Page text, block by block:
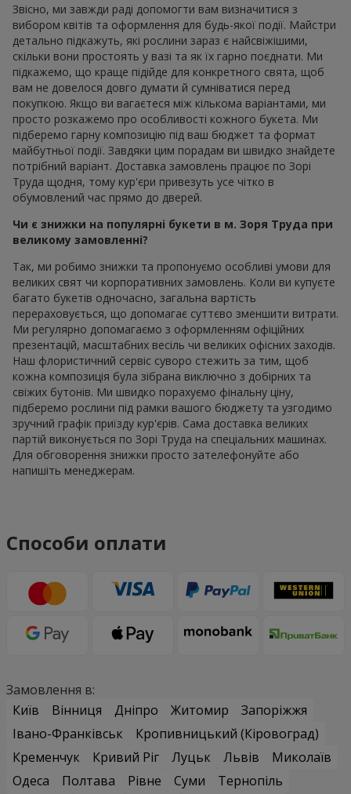
Звісно, ми завжди раді допомогти вам визначитися з
вибором квітів та оформлення для будь-якої події. Майстри
детально підкажуть, які рослини зараз є найсвіжішими,
скільки вони простоять у вазі та як їх гарно поєднати. Ми
підкажемо, що краще підійде для конкретного свята, щоб
вам не довелося довго думати й сумніватися перед
покупкою. Якщо ви вагаєтеся між кількома варіантами, ми
просто розкажемо про особливості кожного букета. Ми
підберемо гарну композицію під ваш бюджет та формат
майбутньої події. Завдяки цим порадам ви швидко знайдете
потрібний варіант. Доставка замовлень працює по Зорі
Труда щодня, тому кур'єри привезуть усе чітко в
обумовлений час прямо до дверей.
Чи є знижки на популярні букети в м. Зоря Труда при
великому замовленні?
Так, ми робимо знижки та пропонуємо особливі умови для
великих свят чи корпоративних замовлень. Коли ви купуєте
багато букетів одночасно, загальна вартість
перераховується, що допомагає суттєво зменшити витрати.
Ми регулярно допомагаємо з оформленням офіційних
презентацій, масштабних весіль чи великих офісних заходів.
Наш флористичний сервіс суворо стежить за тим, щоб
кожна композиція була зібрана виключно з добірних та
свіжих бутонів. Ми швидко порахуємо фінальну ціну,
підберемо рослини під рамки вашого бюджету та узгодимо
зручний графік приїзду кур'єрів. Сама доставка великих
партій виконується по Зорі Труда на спеціальних машинах.
Для обговорення знижки просто зателефонуйте або
напишіть менеджерам.
Способи оплати
Замовлення в:
Київ
Вінниця Дніпро Житомир
Запоріжжя
Івано-Франківськ
Кропивницький (Кіровоград)
Кременчук
Кривий Ріг Луцьк Львів
Миколаїв
Одеса
Полтава Рівне Суми
Тернопіль